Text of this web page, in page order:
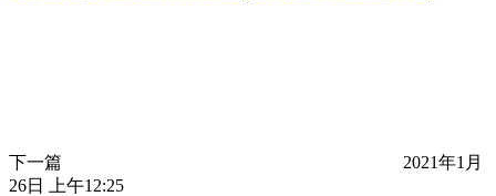
下一篇
2021年1月
26日 上午12:25